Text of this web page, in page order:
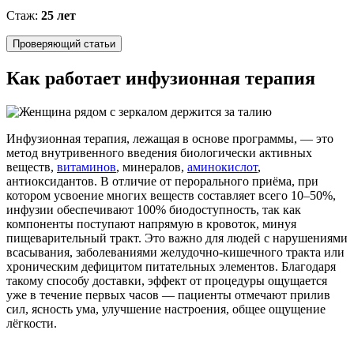
Стаж: 25 лет
Проверяющий статьи
Как работает инфузионная терапия
Инфузионная терапия, лежащая в основе программы, — это
метод внутривенного введения биологически активных
веществ, витаминов, минералов, аминокислот,
антиоксидантов. В отличие от перорального приёма, при
котором усвоение многих веществ составляет всего 10–50%,
инфузии обеспечивают 100% биодоступность, так как
компоненты поступают напрямую в кровоток, минуя
пищеварительный тракт. Это важно для людей с нарушениями
всасывания, заболеваниями желудочно-кишечного тракта или
хроническим дефицитом питательных элементов. Благодаря
такому способу доставки, эффект от процедуры ощущается
уже в течение первых часов — пациенты отмечают прилив
сил, ясность ума, улучшение настроения, общее ощущение
лёгкости.